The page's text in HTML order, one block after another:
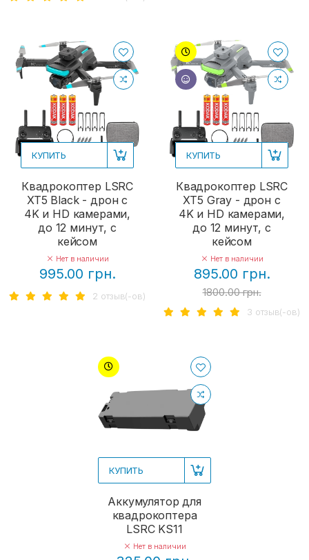
КУПИТЬ
Квадрокоптер LSRC
XT5 Black - дрон с
4K и HD камерами,
до 12 минут, с
кейсом
Нет в наличии
995.00 грн.
2 отзыв(-ов)
КУПИТЬ
Квадрокоптер LSRC
XT5 Gray - дрон с
4K и HD камерами,
до 12 минут, с
кейсом
Нет в наличии
895.00 грн.
1800.00 грн.
3 отзыв(-ов)
КУПИТЬ
Аккумулятор для
квадрокоптера
LSRC KS11
Нет в наличии